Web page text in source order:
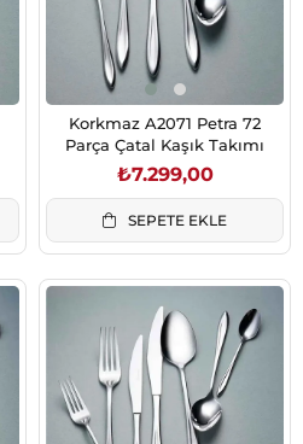
Korkmaz A2071 Petra 72
Parça Çatal Kaşık Takımı
₺7.299,00
SEPETE EKLE